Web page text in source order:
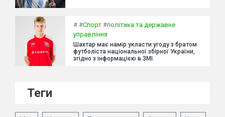
# #Спорт #політика та державне
управління
Шахтар має намір укласти угоду з братом
футболіста національної збірної України,
згідно з інформацією в ЗМІ.
Теги